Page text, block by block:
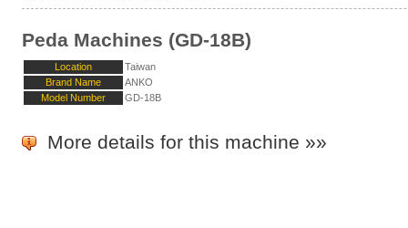
Peda Machines (GD-18B)
Location
Taiwan
Brand Name
ANKO
Model Number
GD-18B
More details for this machine »»